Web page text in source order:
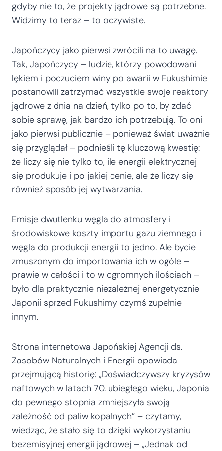
gdyby nie to, że projekty jądrowe są potrzebne.
Widzimy to teraz – to oczywiste.
Japończycy jako pierwsi zwrócili na to uwagę.
Tak, Japończycy – ludzie, którzy powodowani
lękiem i poczuciem winy po awarii w Fukushimie
postanowili zatrzymać wszystkie swoje reaktory
jądrowe z dnia na dzień, tylko po to, by zdać
sobie sprawę, jak bardzo ich potrzebują. To oni
jako pierwsi publicznie – ponieważ świat uważnie
się przyglądał – podnieśli tę kluczową kwestię:
że liczy się nie tylko to, ile energii elektrycznej
się produkuje i po jakiej cenie, ale że liczy się
również sposób jej wytwarzania.
Emisje dwutlenku węgla do atmosfery i
środowiskowe koszty importu gazu ziemnego i
węgla do produkcji energii to jedno. Ale bycie
zmuszonym do importowania ich w ogóle –
prawie w całości i to w ogromnych ilościach –
było dla praktycznie niezależnej energetycznie
Japonii sprzed Fukushimy czymś zupełnie
innym.
Strona internetowa Japońskiej Agencji ds.
Zasobów Naturalnych i Energii opowiada
przejmującą historię: „Doświadczywszy kryzysów
naftowych w latach 70. ubiegłego wieku, Japonia
do pewnego stopnia zmniejszyła swoją
zależność od paliw kopalnych” – czytamy,
wiedząc, że stało się to dzięki wykorzystaniu
bezemisyjnej energii jądrowej – „Jednak od